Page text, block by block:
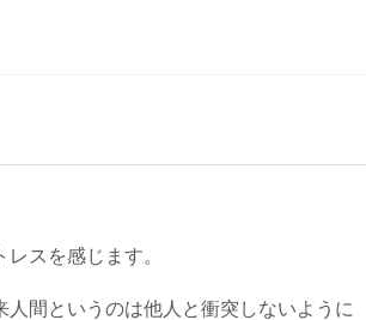
スを感じます。
間というのは他人と衝突しないように